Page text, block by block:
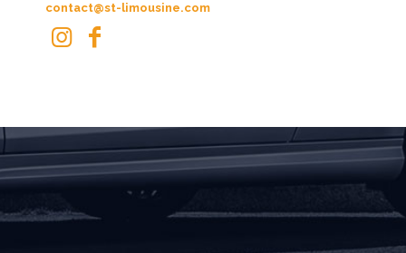
contact@st-limousine.com